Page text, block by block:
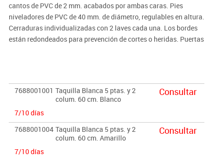
cantos de PVC de 2 mm. acabados por ambas caras. Pies
niveladores de PVC de 40 mm. de diámetro, regulables en altura.
Cerraduras individualizadas con 2 laves cada una. Los bordes
están redondeados para prevención de cortes o heridas. Puertas
El mobiliario se pide por encargo. En caso de devolución no se
abonará más del 90% del valor de la mercancía.
7688001001 Taquilla Blanca 5 ptas. y 2
colum. 60 cm. Blanco
7/10 días
Consultar
7688001004 Taquilla Blanca 5 ptas. y 2
colum. 60 cm. Amarillo
7/10 días
Consultar